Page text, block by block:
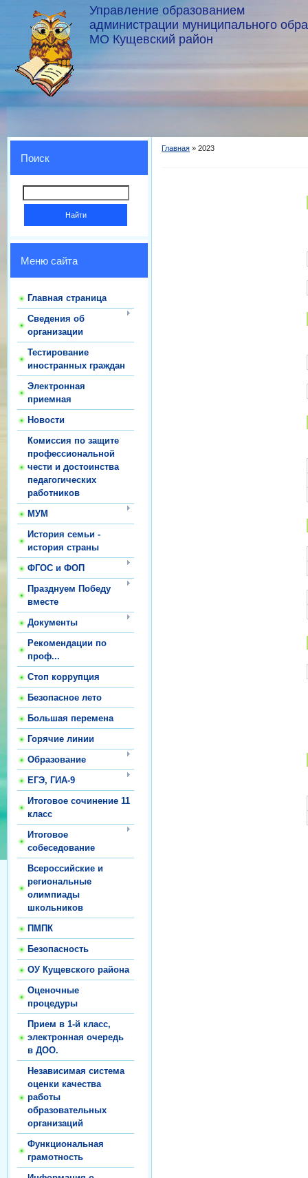
Управление образованием
администрации муниципального
МО Кущевский район
Поиск
Меню сайта
Главная страница
Сведения об
организации
Тестирование
иностранных граждан
Электронная
приемная
Новости
Комиссия по защите
профессиональной
чести и достоинства
педагогических
работников
МУМ
История семьи -
история страны
ФГОС и ФОП
Празднуем Победу
вместе
Документы
Рекомендации по
проф...
Стоп коррупция
Безопасное лето
Большая перемена
Горячие линии
Образование
ЕГЭ, ГИА-9
Итоговое сочинение 11
класс
Итоговое
собеседование
Всероссийские и
региональные
олимпиады
школьников
ПМПК
Безопасность
ОУ Кущевского района
Оценочные
процедуры
Прием в 1-й класс,
электронная очередь
в ДОО.
Независимая система
оценки качества
работы
образовательных
организаций
Функциональная
грамотность
Главная » 2023